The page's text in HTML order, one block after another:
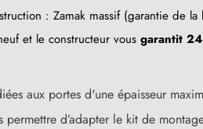
: Zamak massif (garantie de la
et le constructeur vous garantit
aux portes d'une épaisseur
permettre d’adapter le kit de